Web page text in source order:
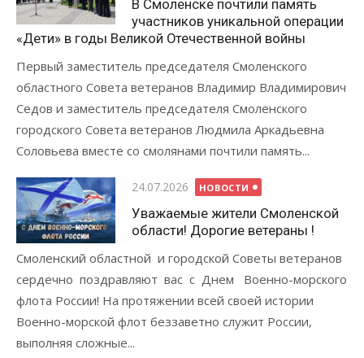
В Смоленске почтили память
участников уникальной операции
«Дети» в годы Великой Отечественной войны
Первый заместитель председателя Смоленского
областного Совета ветеранов Владимир Владимирович
Седов и заместитель председателя Смоленского
городского Совета ветеранов Людмила Аркадьевна
Соловьева вместе со смолянами почтили память...
Опубликовано
24.07.2026 НОВОСТИ
Уважаемые жители Смоленской
области! Дорогие ветераны !
Смоленский областной и городской Советы ветеранов
сердечно поздравляют вас с Днем Военно-морского
флота России! На протяжении всей своей истории
Военно-морской флот беззаветно служит России,
выполняя сложные...